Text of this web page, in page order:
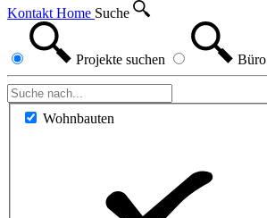
Kontakt Home Suche
Projekte suchen Büro
Wohnbauten